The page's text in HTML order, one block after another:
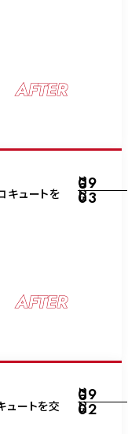
AFTER
キュートを
2025
09
03
AFTER
ュートを交
2025
09
02